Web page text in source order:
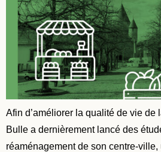
Afin d’améliorer la qualité de vie
Bulle a dernièrement lancé des
réaménagement de son centre-ville,